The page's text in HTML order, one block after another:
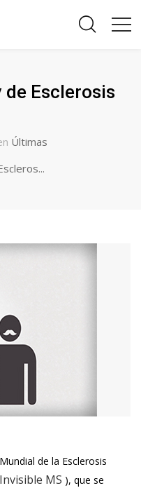
de Esclerosis
Últimas
de la Esclerosis
MS ), que se